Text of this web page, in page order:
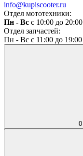
info@kupiscooter.ru
Отдел мототехники:
Пн - Вс с 10:00 до 20:00
Отдел запчастей:
Пн - Вс с 11:00 до 19:00
0